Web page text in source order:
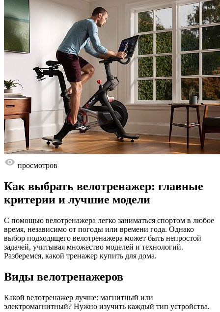
просмотров
Как выбрать велотренажер: главные
критерии и лучшие модели
С помощью велотренажера легко заниматься спортом в любое
время, независимо от погоды или времени года. Однако
выбор подходящего велотренажера может быть непростой
задачей, учитывая множество моделей и технологий.
Разберемся, какой тренажер купить для дома.
Виды велотренажеров
Какой велотренажер лучше: магнитный или
электромагнитный? Нужно изучить каждый тип устройства.